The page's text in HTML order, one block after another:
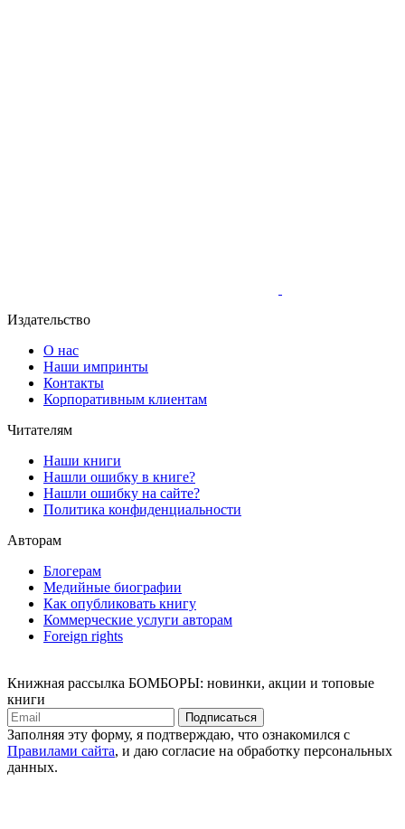
Издательство
О нас
Наши импринты
Контакты
Корпоративным клиентам
Читателям
Наши книги
Нашли ошибку в книге?
Нашли ошибку на сайте?
Политика конфиденциальности
Авторам
Блогерам
Медийные биографии
Как опубликовать книгу
Коммерческие услуги авторам
Foreign rights
Книжная рассылка БОМБОРЫ: новинки, акции и топовые
книги
Подписаться
Заполняя эту форму, я подтверждаю, что ознакомился с
Правилами сайта, и даю согласие на обработку персональных
данных.